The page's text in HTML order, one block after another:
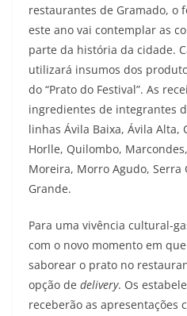
restaurantes de Gramado, o
este ano vai contemplar as
parte da história da cidade.
utilizará insumos dos
do “Prato do Festival”. As
ingredientes de integrantes
linhas Ávila Baixa, Ávila Alta,
Horlle, Quilombo,
Moreira, Morro Agudo, Serra
Grande.
Para uma vivência cultural-
com o novo momento em
saborear o prato no
opção de delivery. Os
receberão as apresentações